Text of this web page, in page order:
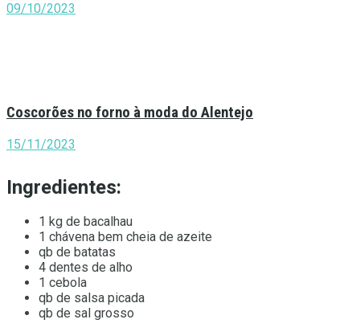
09/10/2023
Coscorões no forno à moda do Alentejo
15/11/2023
Ingredientes:
1 kg de bacalhau
1 chávena bem cheia de azeite
qb de batatas
4 dentes de alho
1 cebola
qb de salsa picada
qb de sal grosso